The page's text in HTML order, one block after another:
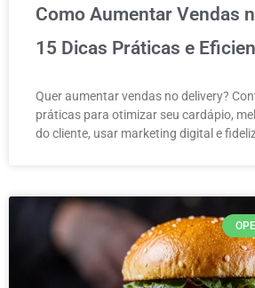
Como Aumentar Vendas
15 Dicas Práticas e
Quer aumentar vendas no delivery?
práticas para otimizar seu cardápio,
do cliente, usar marketing digital e